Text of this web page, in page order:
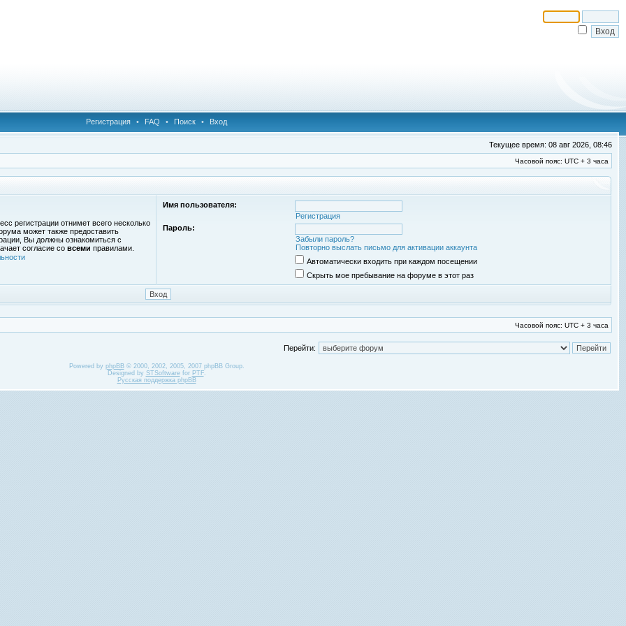
Регистрация • FAQ • Поиск • Вход
Текущее время: 08 авг 2026, 08:46
Часовой пояс: UTC + 3 часа
регистрации отнимет всего несколько
может также предоставить
Вы должны ознакомиться с
согласие со всеми правилами.
Имя пользователя:
Регистрация
Пароль:
Забыли пароль?
Повторно выслать письмо для активации аккаунта
Автоматически входить при каждом посещении
Скрыть мое пребывание на форуме в этот раз
Часовой пояс: UTC + 3 часа
Перейти:
Powered by phpBB© 2000, 2002, 2005, 2007 phpBB Group.
Designed by STSoftwarefor PTF.
Русская поддержка phpBB